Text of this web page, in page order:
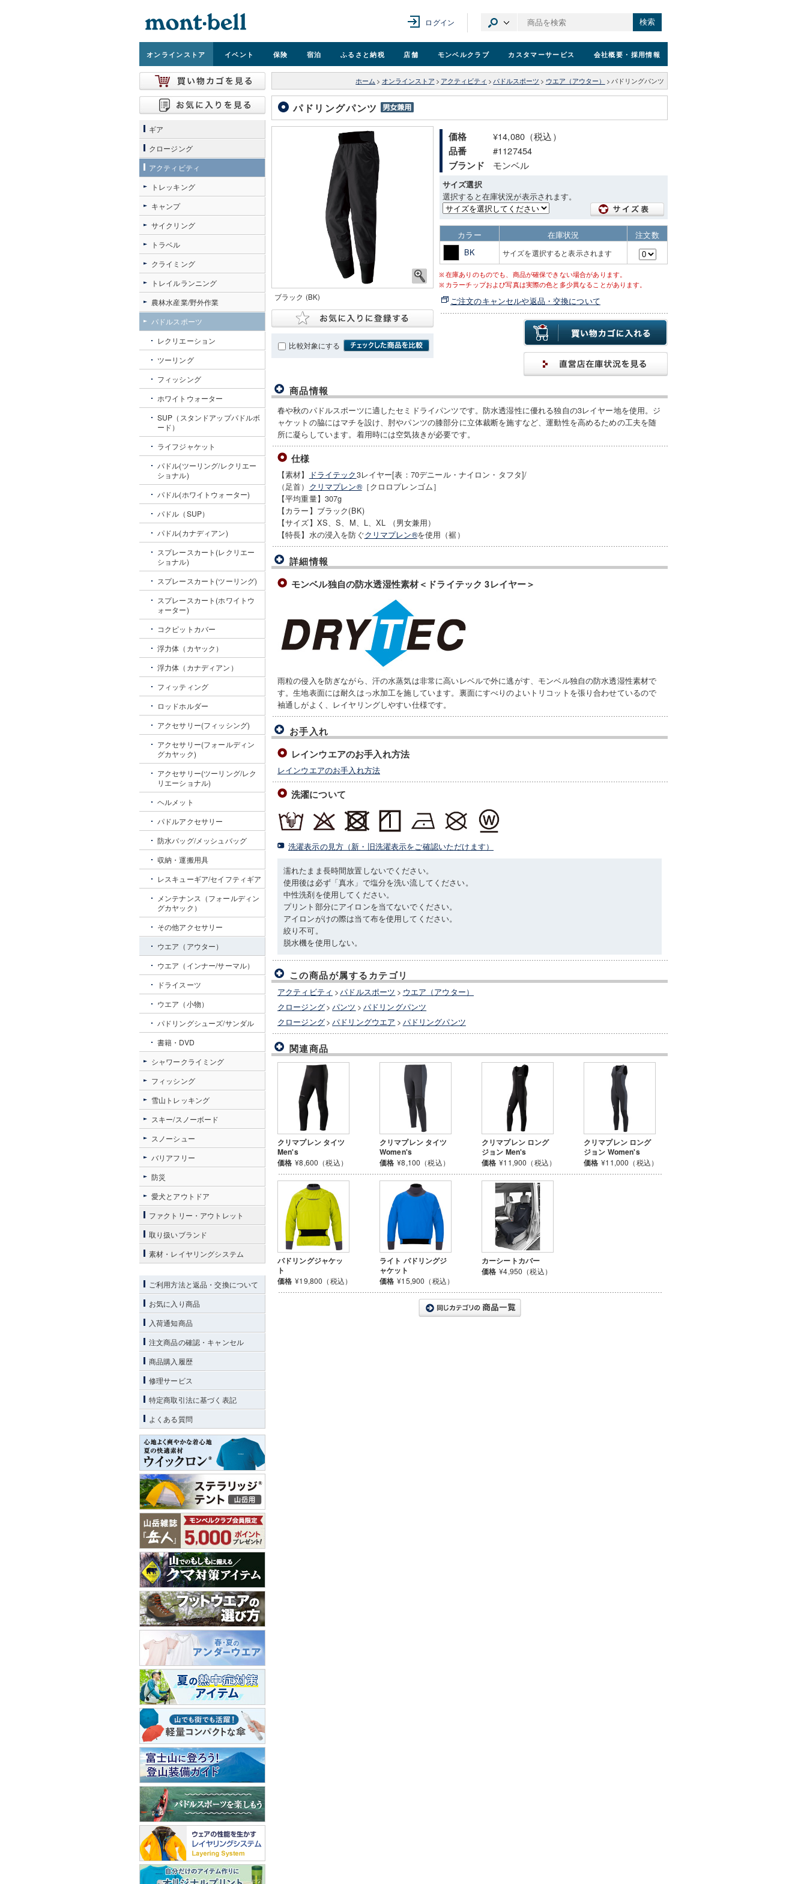
ログイン 検索
オンラインストア イベント 保険 宿泊 ふるさと納税 店舗 モンベルクラブ カスタマーサービス 会社概要 ・採用情報
ホーム > オンラインストア > アクティビティ > パドルスポーツ > ウエア（アウター） > パドリングパンツ
パドリングパンツ
ブラック (BK)
比較対象にする
価格 ¥14,080（税込）
品番 #1127454
ブランド モンベル
サイズ選択
選択すると在庫状況が表示されます。
カラー 在庫状況
注文数
BK
サイズを選択すると表示されます
在庫ありのものでも、商品が確保できない場合があります。
カラーチップおよび写真は実際の色と多少異なることがあります。
ご注文のキャンセルや返品・交換について
商品情報
春や秋のパドルスポーツに適したセミドライパンツです。防水透湿性に優れる独自の3レイヤー地を使用。ジ
ャケットの脇にはマチを設け、肘やパンツの膝部分に立体裁断を施すなど、運動性を高めるための工夫を随
所に凝らしています。着用時には空気抜きが必要です。
仕様
【素材】 ドライテック3レイヤー[表：70デニール・ナイロン・タフタ]/
（足首） クリマプレン®［クロロプレンゴム］
【平均重量】307g
【カラー】ブラック(BK)
【サイズ】XS、S、M、L、XL （男女兼用）
【特長】水の浸入を防ぐクリマプレン®を使用（裾）
詳細情報
モンベル独自の防水透湿性素材＜ドライテック 3レイヤー＞
雨粒の侵入を防ぎながら、汗の水蒸気は非常に高いレベルで外に逃がす、モンベル独自の防水透湿性素材で
す。生地表面には耐久はっ水加工を施しています。裏面にすべりのよいトリコットを張り合わせているので
袖通しがよく、レイヤリングしやすい仕様です。
お手入れ
レインウエアのお手入れ方法
レインウエアのお手入れ方法
洗濯について
洗濯表示の見方（新・旧洗濯表示をご確認いただけます）
濡れたまま長時間放置しないでください。
使用後は必ず「真水」で塩分を洗い流してください。
中性洗剤を使用してください。
プリント部分にアイロンを当てないでください。
アイロンがけの際は当て布を使用してください。
絞り不可。
脱水機を使用しない。
この商品が属するカテゴリ
アクティビティ >パドルスポーツ > ウエア（アウター）
クロージング> パンツ > パドリングパンツ
クロージング> パドリングウエア > パドリングパンツ
関連商品
クリマプレン タイツ
Men's
価格 ¥8,600（税込）
クリマプレン タイツ
Women's
価格 ¥8,100（税込）
クリマプレン ロング
ジョン Men's
価格 ¥11,900（税込）
クリマプレン ロング
ジョン Women's
価格 ¥11,000（税込）
パドリングジャケッ
ト
価格 ¥19,800（税込）
ライト パドリングジ
ャケット
価格 ¥15,900（税込）
カーシートカバー
価格 ¥4,950（税込）
ギア
クロージング
アクティビティ
トレッキング
キャンプ
サイクリング
トラベル
クライミング
トレイルランニング
農林水産業/野外作業
パドルスポーツ
レクリエーション
ツーリング
フィッシング
ホワイトウォーター
SUP（スタンドアップパドルボ
ード）
ライフジャケット
パドル(ツーリング/レクリエー
ショナル)
パドル(ホワイトウォーター)
パドル（SUP）
パドル(カナディアン)
スプレースカート(レクリエー
ショナル)
スプレースカート(ツーリング)
スプレースカート(ホワイトウ
ォーター)
コクピットカバー
浮力体（カヤック）
浮力体（カナディアン）
フィッティング
ロッドホルダー
アクセサリー(フィッシング)
アクセサリー(フォールディン
グカヤック)
アクセサリー(ツーリング/レク
リエーショナル)
ヘルメット
パドルアクセサリー
防水バッグ/メッシュバッグ
収納・運搬用具
レスキューギア/セイフティギア
メンテナンス（フォールディン
グカヤック）
その他アクセサリー
ウエア（アウター）
ウエア（インナー/サーマル）
ドライスーツ
ウエア（小物）
パドリングシューズ/サンダル
書籍・DVD
シャワークライミング
フィッシング
雪山トレッキング
スキー/スノーボード
スノーシュー
バリアフリー
防災
愛犬とアウトドア
ファクトリー・アウトレット
取り扱いブランド
素材・レイヤリングシステム
ご利用方法と返品・交換について
お気に入り商品
入荷通知商品
注文商品の確認・キャンセル
商品購入履歴
修理サービス
特定商取引法に基づく表記
よくある質問